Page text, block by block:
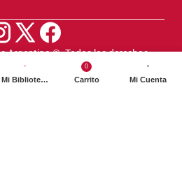
Argentina ©️. Todos los derechos
reservados
Mi Biblioteca
0
Carrito Mi Cuenta